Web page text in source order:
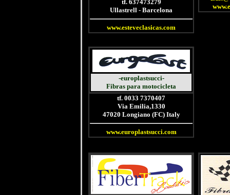
tf. 637473279
Ullastrell - Barcelona
www.esteveclasicas.com
-europlastsucci-
Fibras para motocicleta
tf. 0033 7370407
Via Emilia,1330
47020 Longiano (FC) Italy
www.europlastsucci.com